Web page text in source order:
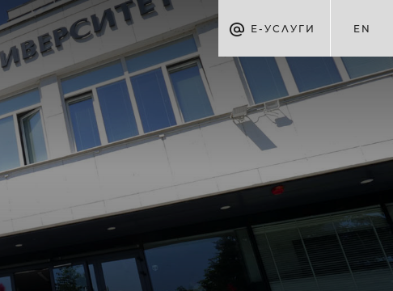
Е-УСЛУГИ EN